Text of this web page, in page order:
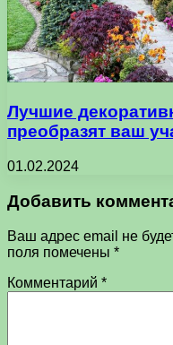
Лучшие
преобразят ваш
01.02.2024
Добавить
Ваш адрес email не
поля помечены *
Комментарий *